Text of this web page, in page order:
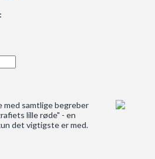
med samtlige begreber
lille røde" - en
det vigtigste er med.